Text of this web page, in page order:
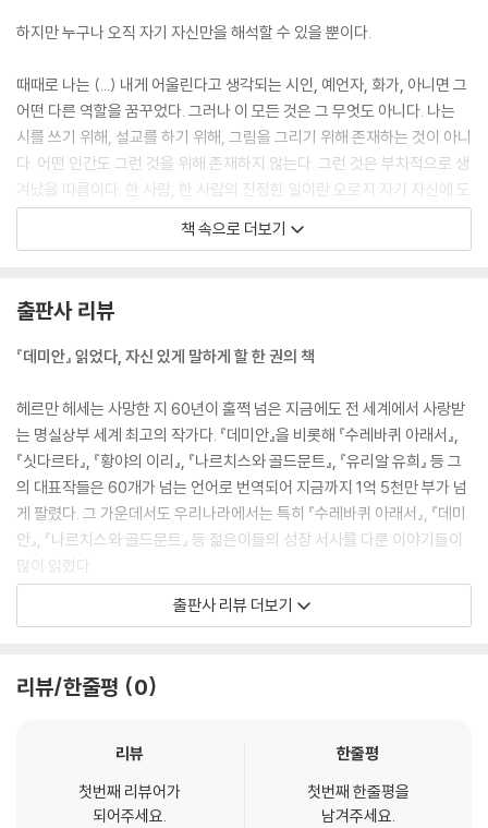
하지만 누구나 오직 자기 자신만을 해석할 수 있을 뿐이다.
때때로 나는 (...) 내게 어울린다고 생각되는 시인, 예언자, 화가, 아니면 그
어떤 다른 역할을 꿈꾸었다. 그러나 이 모든 것은 그 무엇도 아니다. 나는
시를 쓰기 위해, 설교를 하기 위해, 그림을 그리기 위해 존재하는 것이 아니
다. 어떤 인간도 그런 것을 위해 존재하지 않는다. 그런 것은 부차적으로 생
겨났을 따름이다. 한 사람, 한 사람의 진정한 일이란 오로지 자기 자신에 도
달하는 것뿐이다. 어쩌면 시인이나 광신자, 예언자나 범죄자로 끝날지도
모른다. 그것은 문제 되지 않으며, 이런 것은 결국 전혀 중요하지 않다. 그
나는 자연이 내던진 자식이다. 불명확함 속으로, 아마도 새로운 것을 향해
래의 심연에서 작동시키고, 그 의지를 나의 내면에 느끼고 그걸 완전히 내
것으로 만드는 일, 그것만이 나의 참된 일인 것이다. 바로 그것만이!
우리에게 인간이란 먼 미래의 것이다. 그곳을 향해 우리 모두가 가고 있는
중이며, 그 모습을 어느 누구도 알지 못하고, 그 법칙이 어떤 곳에도 기록되
지 않은 것이다.
---본문 중에서
책 속으로 더보기
출판사 리뷰
『데미안』 읽었다, 자신 있게 말하게 할 한 권의 책
헤르만 헤세는 사망한 지 60년이 훌쩍 넘은 지금에도 전 세계에서 사랑받
는 명실상부 세계 최고의 작가다. 『데미안』을 비롯해 『수레바퀴 아래서』,
『싯다르타』, 『황야의 이리』, 『나르치스와 골드문트』, 『유리알 유희』 등 그
의 대표작들은 60개가 넘는 언어로 번역되어 지금까지 1억 5천만 부가 넘
게 팔렸다. 그 가운데서도 우리나라에서는 특히 『수레바퀴 아래서』, 『데미
안』, 『나르치스와 골드문트』 등 젊은이들의 성장 서사를 다룬 이야기들이
많이 읽혔다.
이 중 『데미안』은 단연 뜨거운 감자다. 『데미안』은 청소년 필독서로서 국내
러나 그 많은 독자의 수에도 불구하고 이 책에 대해 자신 있게 이야기하는
는지 논쟁이 벌어지기도 한다.
『데미안』과 독자 사이에 다리를 놓다
출판사 리뷰 더보기
리뷰/한줄평 0
리뷰
첫번째 리뷰어가
되어주세요.
한줄평
첫번째 한줄평을
남겨주세요.